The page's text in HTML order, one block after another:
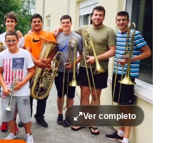
Ver completo